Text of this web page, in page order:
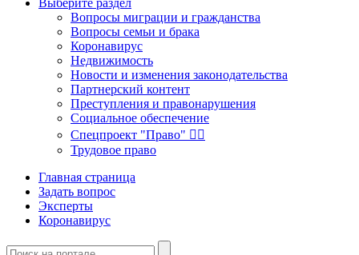
Выберите раздел
Вопросы миграции и гражданства
Вопросы семьи и брака
Коронавирус
Недвижимость
Новости и изменения законодательства
Партнерский контент
Преступления и правонарушения
Социальное обеспечение
Спецпроект "Право" 👮‍♂️
Трудовое право
Главная страница
Задать вопрос
Эксперты
Коронавирус